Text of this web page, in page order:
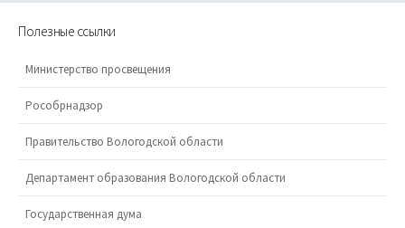
Полезные ссылки
Министерство просвещения
Рособрнадзор
Правительство Вологодской области
Департамент образования Вологодской области
Государственная дума